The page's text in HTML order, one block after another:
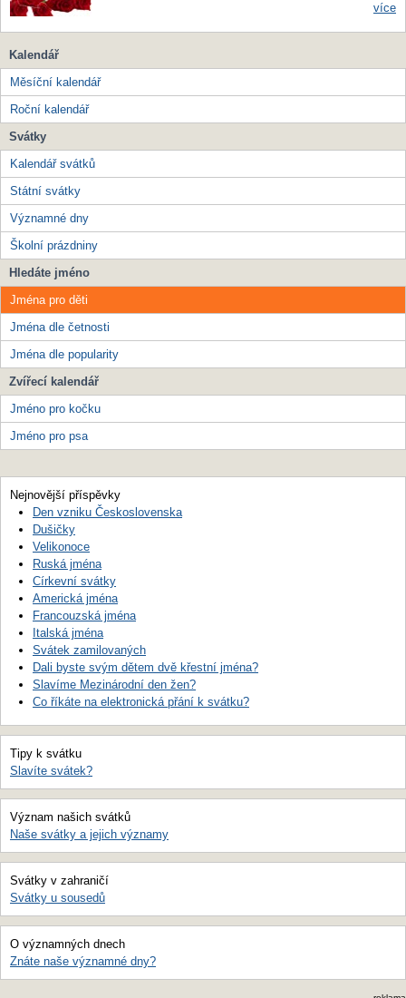
více
Kalendář
Měsíční kalendář
Roční kalendář
Svátky
Kalendář svátků
Státní svátky
Významné dny
Školní prázdniny
Hledáte jméno
Jména pro děti
Jména dle četnosti
Jména dle popularity
Zvířecí kalendář
Jméno pro kočku
Jméno pro psa
Nejnovější příspěvky
Den vzniku Československa
Dušičky
Velikonoce
Ruská jména
Církevní svátky
Americká jména
Francouzská jména
Italská jména
Svátek zamilovaných
Dali byste svým dětem dvě křestní jména?
Slavíme Mezinárodní den žen?
Co říkáte na elektronická přání k svátku?
Tipy k svátku
Slavíte svátek?
Význam našich svátků
Naše svátky a jejich významy
Svátky v zahraničí
Svátky u sousedů
O významných dnech
Znáte naše významné dny?